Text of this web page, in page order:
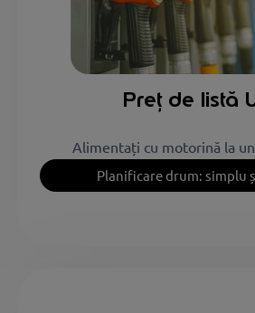
Preț de listă
Alimentați cu motorină la
Planificare drum: simplu